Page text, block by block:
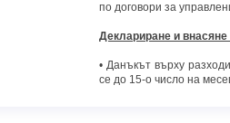
по договори за
Деклариране и
• Данъкът върху
се до 15-о число на